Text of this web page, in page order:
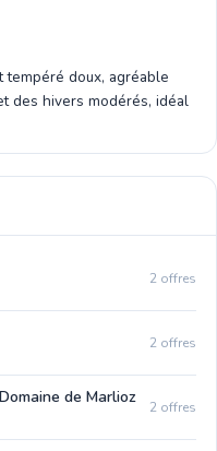
doux, agréable
des hivers modérés, idéal
2 offres
2 offres
de Marlioz 2 offres